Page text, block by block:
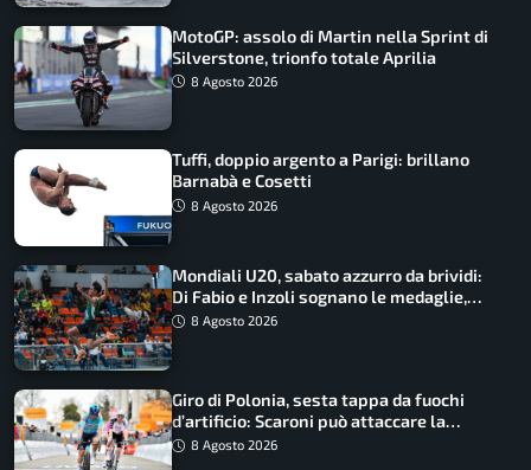
MotoGP: assolo di Martin nella Sprint di
Silverstone, trionfo totale Aprilia
8 Agosto 2026
Tuffi, doppio argento a Parigi: brillano
Barnabà e Cosetti
8 Agosto 2026
Mondiali U20, sabato azzurro da brividi:
Di Fabio e Inzoli sognano le medaglie,
Castellani e Succo in finale
8 Agosto 2026
Giro di Polonia, sesta tappa da fuochi
d’artificio: Scaroni può attaccare la
maglia di Lemmen
8 Agosto 2026